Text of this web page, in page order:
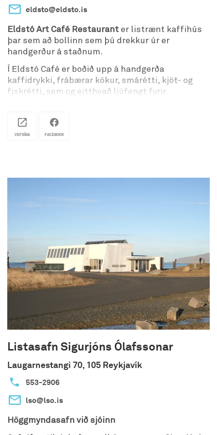
eldsto@eldsto.is
Eldstó Art Café Restaurant er listrænt kaffihús
þar sem að bollinn sem þú drekkur úr er
handgerður á staðnum.
Í Eldstó Café er boðið upp á handgerða
kaffidrykki, frábærar kökur, smárétti, kjöt- og
fiskrétti, sem og eitthvað ljúfengt fyrir
Eldstó Art Gallery er rekið af listahjónunum Þór
Sveinssyni, leirkerasmiði og G.Helgu Ingadóttur
listina á staðum, í góðum kaffibolla.
Búðardalsleir og öðum eldfjallaefnum eru á
sem þú færð í Eldstó Art Gallery.
VEFSÍÐA FACEBOOK
Listasafn Sigurjóns Ólafssonar
Laugarnestangi 70, 105 Reykjavík
553-2906
lso@lso.is
Höggmyndasafn við sjóinn